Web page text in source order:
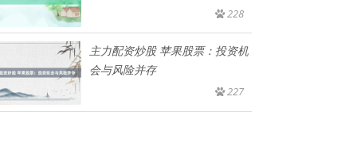
228
主力配资炒股 苹果股票：投资机
会与风险并存
227